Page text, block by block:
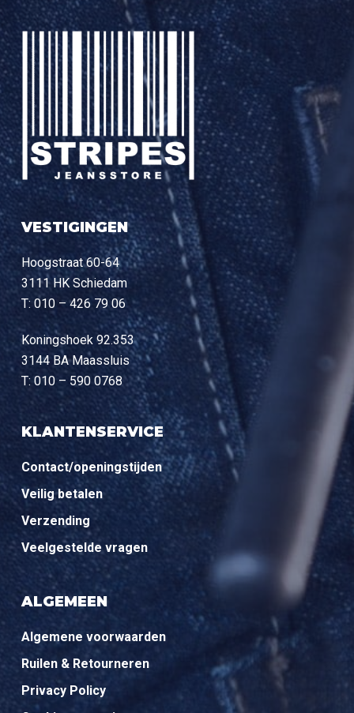
VESTIGINGEN
Hoogstraat 60-64
3111 HK Schiedam
T: 010 – 426 79 06
Koningshoek 92.353
3144 BA Maassluis
T: 010 – 590 0768
KLANTENSERVICE
Contact/openingstijden
Veilig betalen
Verzending
Veelgestelde vragen
ALGEMEEN
Algemene voorwaarden
Ruilen & Retourneren
Privacy Policy